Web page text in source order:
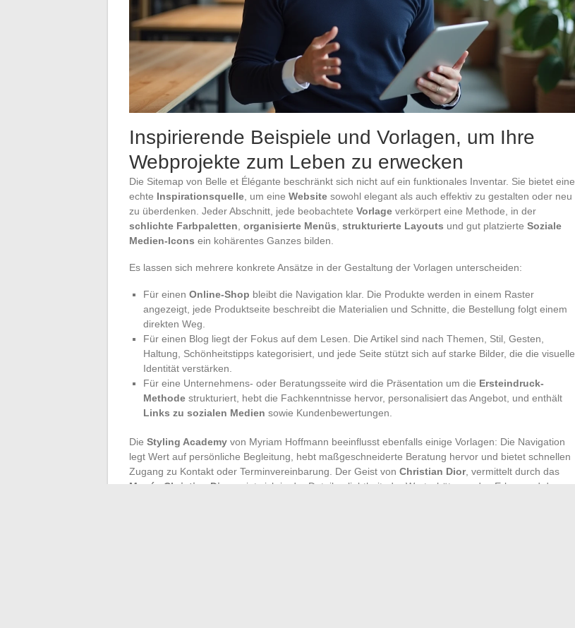
Inspirierende Beispiele und Vorlagen, um Ihre
Webprojekte zum Leben zu erwecken
Die Sitemap von Belle et Élégante beschränkt sich nicht auf ein funktionales Inventar. Sie bietet eine
echte Inspirationsquelle , um eine Website sowohl elegant als auch effektiv zu gestalten oder neu
zu überdenken. Jeder Abschnitt, jede beobachtete Vorlage verkörpert eine Methode, in der
schlichte Farbpaletten organisierte Menüs strukturierte Layouts und gut platzierte Soziale
Medien-Icons ein kohärentes Ganzes bilden.
Es lassen sich mehrere konkrete Ansätze in der Gestaltung der Vorlagen unterscheiden:
Für einen Online-Shop bleibt die Navigation klar. Die Produkte werden in einem Raster
angezeigt, jede Produktseite beschreibt die Materialien und Schnitte, die Bestellung folgt einem
direkten Weg.
Für einen Blog liegt der Fokus auf dem Lesen. Die Artikel sind nach Themen, Stil, Gesten,
Haltung, Schönheitstipps kategorisiert, und jede Seite stützt sich auf starke Bilder, die die visuelle
Identität verstärken.
Für eine Unternehmens- oder Beratungsseite wird die Präsentation um die Ersteindruck-
Methode strukturiert, hebt die Fachkenntnisse hervor, personalisiert das Angebot, und enthält
Links zu sozialen Medien sowie Kundenbewertungen.
Die Styling Academy von Myriam Hoffmann beeinflusst ebenfalls einige Vorlagen: Die Navigation
legt Wert auf persönliche Begleitung, hebt maßgeschneiderte Beratung hervor und bietet schnellen
Zugang zu Kontakt oder Terminvereinbarung. Der Geist von Christian Dior, vermittelt durch das
Musée Christian Dior
, zeigt sich in der Detailverliebtheit, der Wertschätzung des Erbes und dem